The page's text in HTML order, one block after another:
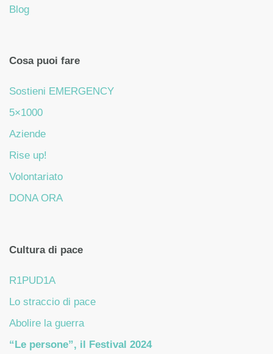
Blog
Cosa puoi fare
Sostieni EMERGENCY
5×1000
Aziende
Rise up!
Volontariato
DONA ORA
Cultura di pace
R1PUD1A
Lo straccio di pace
Abolire la guerra
“Le persone”, il Festival 2024